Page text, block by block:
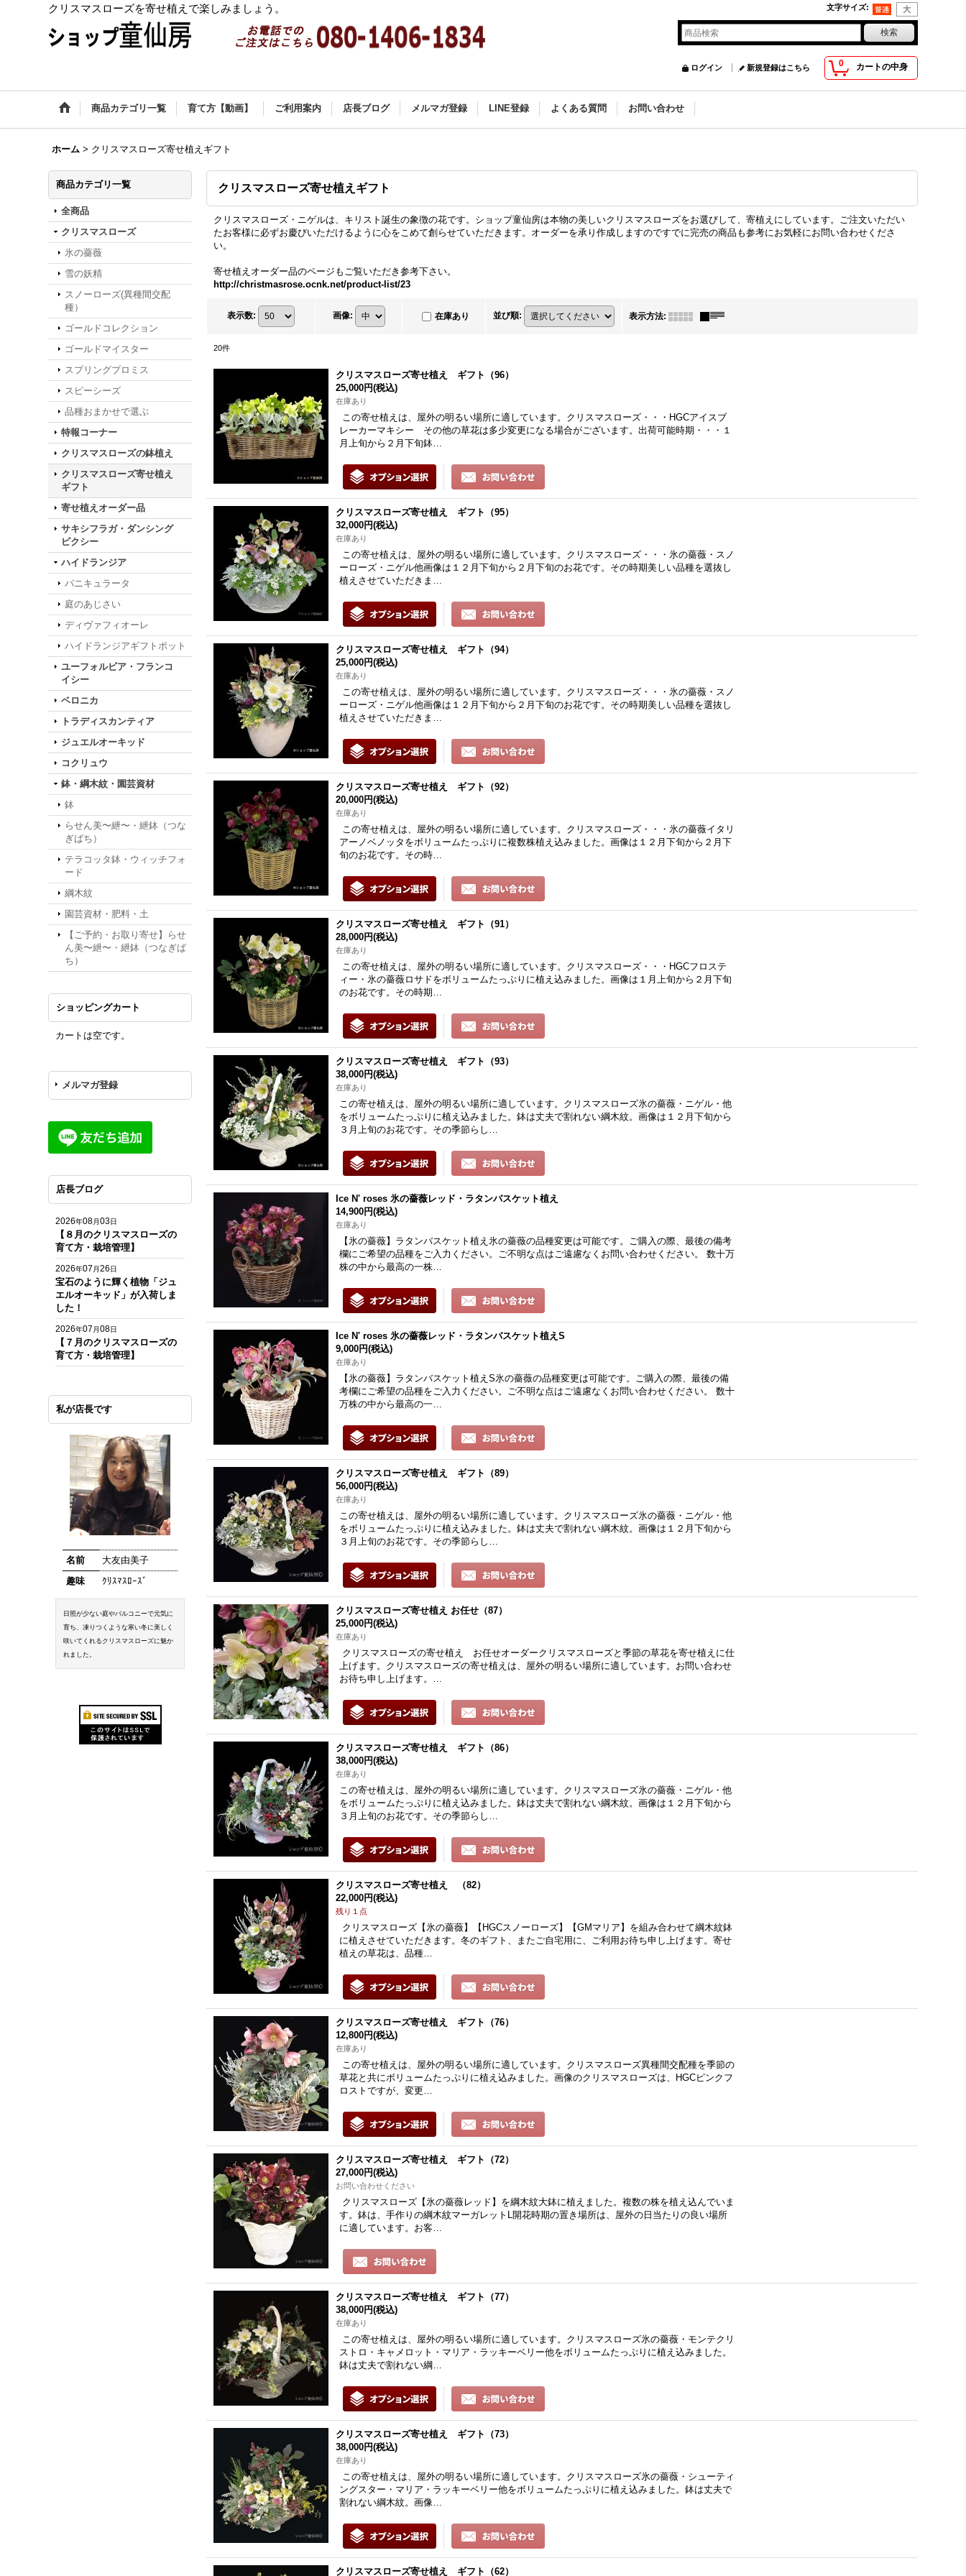
クリスマスローズを寄せ植えで楽しみましょう。 文字サイズ:
0 カートの中身
ログイン 新規登録はこちら
商品カテゴリ一覧 育て方【動画】 ご利用案内 店長ブログ メルマガ登録 LINE登録 よくある質問 お問い合わせ
ホーム > クリスマスローズ寄せ植えギフト
商品カテゴリ一覧
全商品
クリスマスローズ
氷の薔薇
雪の妖精
スノーローズ(異種間交配
種）
ゴールドコレクション
ゴールドマイスター
スプリングプロミス
スピーシーズ
品種おまかせで選ぶ
特報コーナー
クリスマスローズの鉢植え
クリスマスローズ寄せ植え
ギフト
寄せ植えオーダー品
サキシフラガ・ダンシング
ピクシー
ハイドランジア
パニキュラータ
庭のあじさい
ディヴァフィオーレ
ハイドランジアギフトポット
ユーフォルビア・フランコ
イシー
ベロニカ
トラディスカンティア
ジュエルオーキッド
コクリュウ
鉢・綱木紋・園芸資材
鉢
らせん美〜紲〜・紲鉢（つな
ぎばち）
テラコッタ鉢・ウィッチフォ
ード
綱木紋
園芸資材・肥料・土
【ご予約・お取り寄せ】らせ
ん美〜紲〜・紲鉢（つなぎば
ち）
ショッピングカート
カートは空です。
メルマガ登録
店長ブログ
2026年08月03日
【８月のクリスマスローズの
育て方・栽培管理】
2026年07 月26日
宝石のように輝く植物「ジュ
エルオーキッド」が入荷しま
した！
2026年07 月08日
【７月のクリスマスローズの
育て方・栽培管理】
私が店長です
名前
大友由美子
趣味
ｸﾘｽﾏｽﾛｰｽﾞ
日照が少ない庭やバルコニーで元気に
育ち、凍りつくような寒い冬に美しく
咲いてくれるクリスマスローズに魅か
れました。
クリスマスローズ寄せ植えギフト
クリスマスローズ・ニゲルは、キリスト誕生の象徴の花です。ショップ童仙房は本物の美しいクリスマスローズをお選びして、寄植えにしています。ご注文いただい
たお客様に必ずお慶びいただけるように心をこめて創らせていただきます。オーダーを承り作成しますのですでに完売の商品も参考にお気軽にお問い合わせくださ
い。
寄せ植えオーダー品のページもご覧いただき参考下さい。
http://christmasrose.ocnk.net/product-list/23
表示数: 画像: 在庫あり 並び順: 表示方法:
20件
クリスマスローズ寄せ植え ギフト（96）
25,000円(税込)
在庫あり
この寄せ植えは、屋外の明るい場所に適しています。クリスマスローズ・・・HGCアイスブ
レーカーマキシー その他の草花は多少変更になる場合がございます。出荷可能時期・・・１
月上旬から２月下旬鉢…
クリスマスローズ寄せ植え ギフト（95）
32,000円(税込)
在庫あり
この寄せ植えは、屋外の明るい場所に適しています。クリスマスローズ・・・氷の薔薇・スノ
ーローズ・ニゲル他画像は１２月下旬から２月下旬のお花です。その時期美しい品種を選抜し
植えさせていただきま…
クリスマスローズ寄せ植え ギフト（94）
25,000円(税込)
在庫あり
この寄せ植えは、屋外の明るい場所に適しています。クリスマスローズ・・・氷の薔薇・スノ
ーローズ・ニゲル他画像は１２月下旬から２月下旬のお花です。その時期美しい品種を選抜し
植えさせていただきま…
クリスマスローズ寄せ植え ギフト（92）
20,000円(税込)
在庫あり
この寄せ植えは、屋外の明るい場所に適しています。クリスマスローズ・・・氷の薔薇イタリ
アーノベノッタをボリュームたっぷりに複数株植え込みました。画像は１２月下旬から２月下
旬のお花です。その時…
クリスマスローズ寄せ植え ギフト（91）
28,000円(税込)
在庫あり
この寄せ植えは、屋外の明るい場所に適しています。クリスマスローズ・・・HGCフロステ
ィー・氷の薔薇ロサドをボリュームたっぷりに植え込みました。画像は１月上旬から２月下旬
のお花です。その時期…
クリスマスローズ寄せ植え ギフト（93）
38,000円(税込)
在庫あり
この寄せ植えは、屋外の明るい場所に適しています。クリスマスローズ氷の薔薇・ニゲル・他
をボリュームたっぷりに植え込みました。鉢は丈夫で割れない綱木紋。画像は１２月下旬から
３月上旬のお花です。その季節らし…
Ice N' roses 氷の薔薇レッド・ラタンバスケット植え
14,900円(税込)
在庫あり
【氷の薔薇】ラタンバスケット植え氷の薔薇の品種変更は可能です。ご購入の際、最後の備考
欄にご希望の品種をご入力ください。ご不明な点はご遠慮なくお問い合わせください。 数十万
株の中から最高の一株…
Ice N' roses 氷の薔薇レッド・ラタンバスケット植えS
9,000円(税込)
在庫あり
【氷の薔薇】ラタンバスケット植えS氷の薔薇の品種変更は可能です。ご購入の際、最後の備
考欄にご希望の品種をご入力ください。ご不明な点はご遠慮なくお問い合わせください。 数十
万株の中から最高の一…
クリスマスローズ寄せ植え ギフト（89）
56,000円(税込)
在庫あり
この寄せ植えは、屋外の明るい場所に適しています。クリスマスローズ氷の薔薇・ニゲル・他
をボリュームたっぷりに植え込みました。鉢は丈夫で割れない綱木紋。画像は１２月下旬から
３月上旬のお花です。その季節らし…
クリスマスローズ寄せ植え お任せ（87）
25,000円(税込)
在庫あり
クリスマスローズの寄せ植え お任せオーダークリスマスローズと季節の草花を寄せ植えに仕
上げます。クリスマスローズの寄せ植えは、屋外の明るい場所に適しています。お問い合わせ
お待ち申し上げます。…
クリスマスローズ寄せ植え ギフト（86）
38,000円(税込)
在庫あり
この寄せ植えは、屋外の明るい場所に適しています。クリスマスローズ氷の薔薇・ニゲル・他
をボリュームたっぷりに植え込みました。鉢は丈夫で割れない綱木紋。画像は１２月下旬から
３月上旬のお花です。その季節らし…
クリスマスローズ寄せ植え （82）
22,000円(税込)
残り１点
クリスマスローズ【氷の薔薇】【HGCスノーローズ】【GMマリア】を組み合わせて綱木紋鉢
に植えさせていただきます。冬のギフト、またご自宅用に、ご利用お待ち申し上げます。寄せ
植えの草花は、品種…
クリスマスローズ寄せ植え ギフト（76）
12,800円(税込)
在庫あり
この寄せ植えは、屋外の明るい場所に適しています。クリスマスローズ異種間交配種を季節の
草花と共にボリュームたっぷりに植え込みました。画像のクリスマスローズは、HGCピンクフ
ロストですが、変更…
クリスマスローズ寄せ植え ギフト（72）
27,000円(税込)
お問い合わせください
クリスマスローズ【氷の薔薇レッド】を綱木紋大鉢に植えました。複数の株を植え込んでいま
す。鉢は、手作りの綱木紋マーガレットL開花時期の置き場所は、屋外の日当たりの良い場所
に適しています。お客…
クリスマスローズ寄せ植え ギフト（77）
38,000円(税込)
在庫あり
この寄せ植えは、屋外の明るい場所に適しています。クリスマスローズ氷の薔薇・モンテクリ
ストロ・キャメロット・マリア・ラッキーベリー他をボリュームたっぷりに植え込みました。
鉢は丈夫で割れない綱…
クリスマスローズ寄せ植え ギフト（73）
38,000円(税込)
在庫あり
この寄せ植えは、屋外の明るい場所に適しています。クリスマスローズ氷の薔薇・シューティ
ングスター・マリア・ラッキーベリー他をボリュームたっぷりに植え込みました。鉢は丈夫で
割れない綱木紋。画像…
クリスマスローズ寄せ植え ギフト（62）